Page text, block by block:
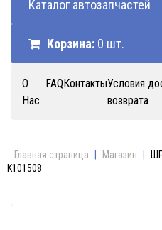
Каталог автозапчастей
Корзина: 0 шт.
О
Нас
FAQКонтактыУсловия
возврата
Главная страница Магазин
K101508